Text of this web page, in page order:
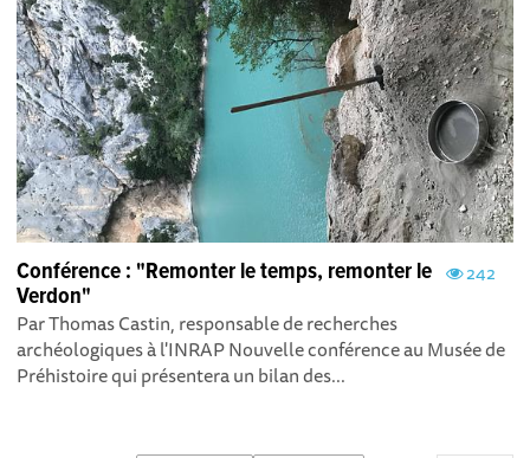
242
Conférence : "Remonter le temps, remonter le
Verdon"
Par Thomas Castin, responsable de recherches
archéologiques à l'INRAP Nouvelle conférence au Musée de
Préhistoire qui présentera un bilan des...